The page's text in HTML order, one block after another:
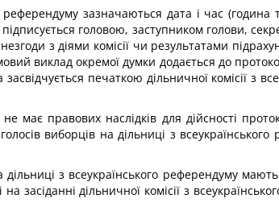
референдуму зазначаються дата і час
головою, заступником голови,
з діями комісії чи результатами
виклад окремої думки додається до
печаткою дільничної комісії з
правових наслідків для дійсності
виборців на дільниці з
з всеукраїнського референдуму
засіданні дільничної комісії з